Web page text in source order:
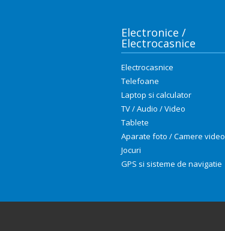
Electronice /
Electrocasnice
Electrocasnice
Telefoane
Laptop si calculator
TV / Audio / Video
Tablete
Aparate foto / Camere video
Jocuri
GPS si sisteme de navigatie